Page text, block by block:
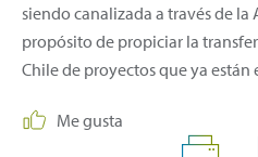
siendo canalizada a través de la
propósito de propiciar la
Chile de proyectos que ya están
Me gusta